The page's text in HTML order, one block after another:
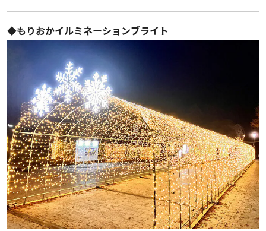
◆もりおかイルミネーションブライト